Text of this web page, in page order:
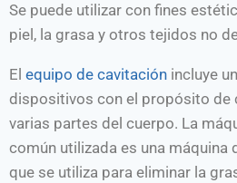
Se puede utilizar con fines
piel, la grasa y otros tejidos no
El equipo de cavitación incluye
dispositivos con el propósito de
varias partes del cuerpo. La
común utilizada es una máquina
que se utiliza para eliminar la